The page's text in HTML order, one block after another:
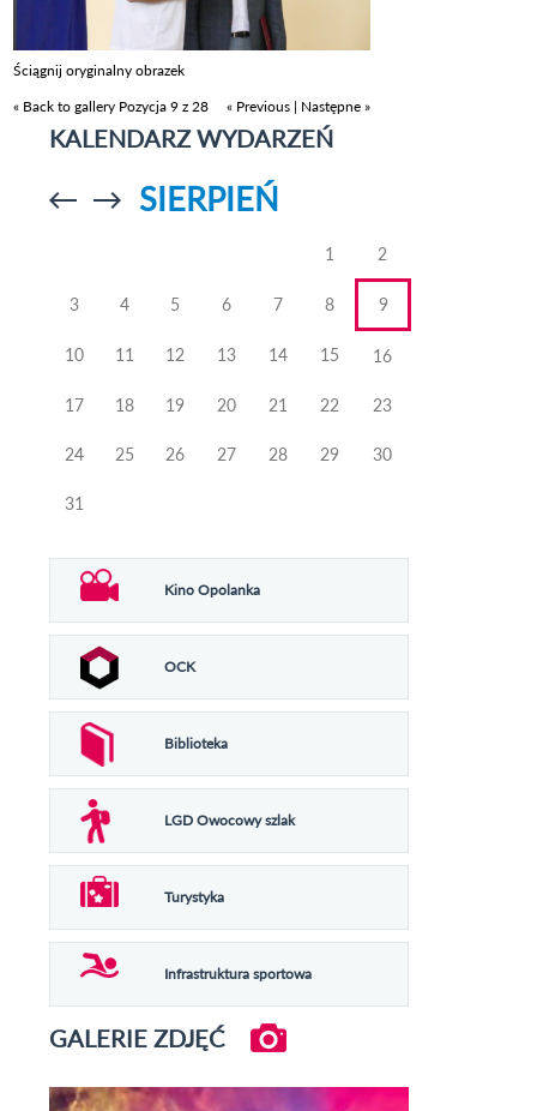
Ściągnij oryginalny obrazek
« Back to gallery Pozycja 9 z 28 « Previous | Następne »
KALENDARZ WYDARZEŃ
Przejdź doPrzejdź do
SIERPIEŃ
1 2
3 4 5 6 7 8 9
10 11 12 13 14 15 16
17 18 19 20 21 22 23
24 25 26 27 28 29 30
31
Kino Opolanka
OCK
Biblioteka
LGD Owocowy szlak
Turystyka
Infrastruktura sportowa
GALERIE ZDJĘĆ